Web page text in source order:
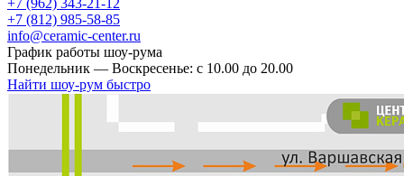
+7 (962) 343-21-12
+7 (812) 985-58-85
info@ceramic-center.ru
График работы шоу-рума
Понедельник — Воскресенье: с 10.00 до 20.00
Найти шоу-рум быстро